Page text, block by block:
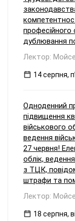
професійного
дублювання
Лектор:
14 серпня,
Одноденний
підвищення
військового
ведення
27 червня!
облік,
з ТЦК,
штрафи та
Лектор:
18 серпня,